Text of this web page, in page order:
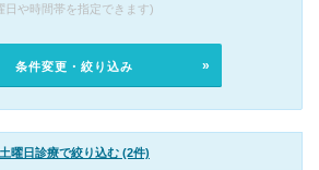
日や時間帯を指定できます)
条件変更・絞り込み
土曜日診療で絞り込む (2件)